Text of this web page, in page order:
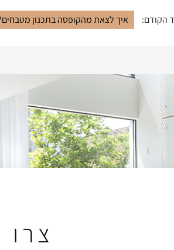
הקודם: איך לצאת מהקופסה בתכנון